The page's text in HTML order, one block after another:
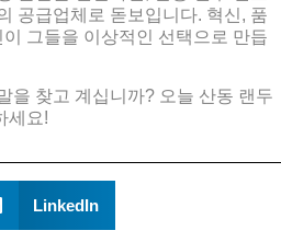
공급업체로 돋보입니다. 혁신, 품
그들을 이상적인 선택으로 만듭
을 찾고 계십니까? 오늘 산동 랜두
세요!
LinkedIn